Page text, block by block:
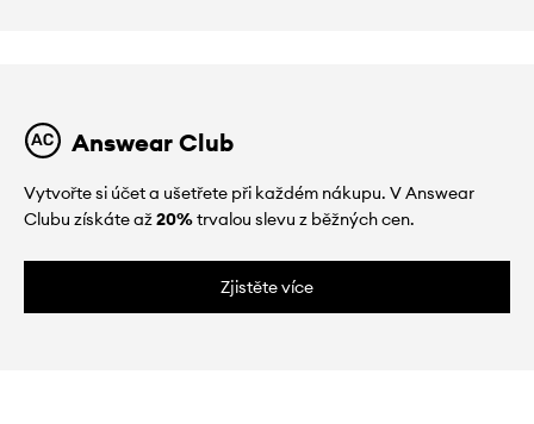
Answear Club
Vytvořte si účet a ušetřete při každém nákupu. V Answear
Clubu získáte až20%trvalou slevu z běžných cen.
Zjistěte více